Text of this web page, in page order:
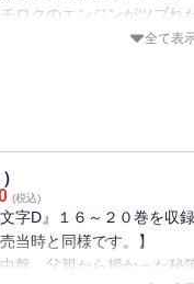
ロクのエンジンがツブれ
くみ）。一方、ハチロクの
全て表
(税込)
文字D』１６～２０巻を収
当時と同様です。】
盤、父親から授かった秘